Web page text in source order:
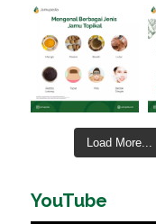
Load More...
YouTube